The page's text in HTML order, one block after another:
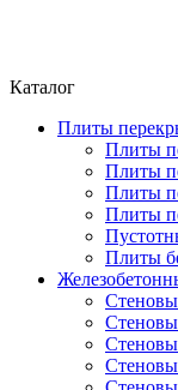
Каталог
Плиты
Плиты
Плиты
Плиты
Плиты
Плиты